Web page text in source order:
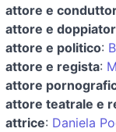
attore e
attore e
attore e politico:
attore e regista:
attore
attore teatrale e
attrice: Daniela